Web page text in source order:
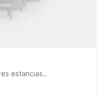
estancias..